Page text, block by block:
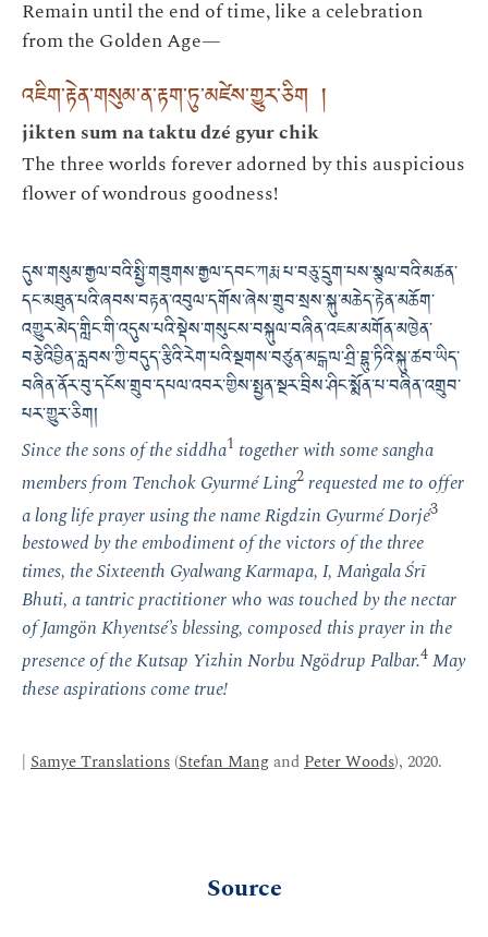
Remain until the end of time, like a celebration
from the Golden Age—
འཇིག་རྟེན་གསུམ་ན་རྟག་ཏུ་མཛེས་གྱུར་ཅིག །
jikten sum na taktu dzé gyur chik
The three worlds forever adorned by this auspicious
flower of wondrous goodness!
དུས་གསུམ་རྒྱལ་བའི་སྤྱི་གཟུགས་རྒྱལ་དབང་ཀརྨ་པ་བཅུ་དྲུག་པས་སྩལ་བའི་མཚན་
དང་མཐུན་པའི་ཞབས་བརྟན་འབུལ་དགོས་ཞེས་གྲུབ་སྲས་སྐུ་མཆེད་རྟེན་མཆོག་
འགྱུར་མེད་གླིང་གི་འདུས་པའི་སྡེས་གསུངས་བསྐུལ་བཞིན་འཇམ་མགོན་མཁྱེན་
བརྩེའིབྱིན་རླབས་ཀྱི་བདུད་རྩིའི་རེག་པའི་སྔགས་བཙུན་མངྒ་ལ་ཤྲི་བྷུ་ཏིའི་སྐུ་ཚབ་ཡིད་
བཞིན་ནོར་བུ་དངོས་གྲུབ་དཔལ་འབར་གྱིས་སྤྱན་སྔར་བྲིས་ཤིང་སྨོན་པ་བཞིན་འགྲུབ་
པར་གྱུར་ཅིག།
Since the sons of the siddha1 together with some sangha
members from Tenchok Gyurmé Ling2requested me to offer
a long life prayer using the name Rigdzin Gyurmé Dorjé3
bestowed by the embodiment of the victors of the three
times, the Sixteenth Gyalwang Karmapa, I, Maṅgala Śrī
Bhuti, a tantric practitioner who was touched by the nectar
of Jamgön Khyentsé’s blessing, composed this prayer in the
presence of the Kutsap Yizhin Norbu Ngödrup Palbar.4May
these aspirations come true!
| Samye Translations(Stefan MangandPeter Woods), 2020.
Source